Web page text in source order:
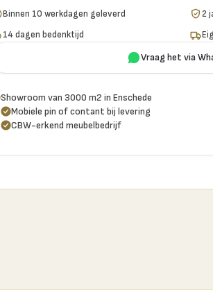
Binnen 10 werkdagen geleverd
2
14 dagen bedenktijd
Vraag het via
Showroom van 3000 m2 in Enschede
Mobiele pin of contant bij levering
CBW-erkend meubelbedrijf